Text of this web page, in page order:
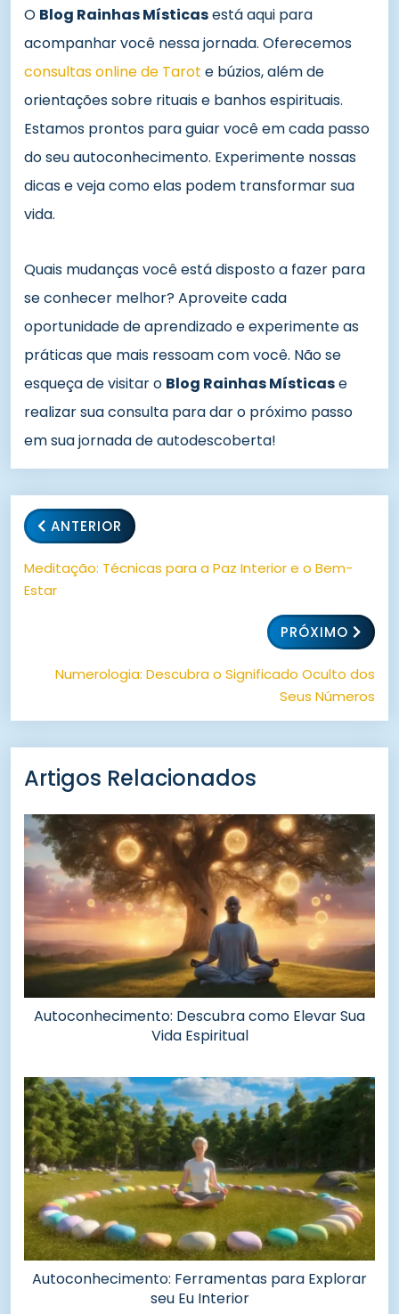
O Blog Rainhas Místicasestá aqui para
acompanhar você nessa jornada. Oferecemos
consultas online de Tarot e búzios, além de
orientações sobre rituais e banhos espirituais.
Estamos prontos para guiar você em cada passo
do seu autoconhecimento. Experimente nossas
dicas e veja como elas podem transformar sua
vida.
Quais mudanças você está disposto a fazer para
se conhecer melhor? Aproveite cada
oportunidade de aprendizado e experimente as
práticas que mais ressoam com você. Não se
esqueça de visitar o Blog Rainhas Místicase
realizar sua consulta para dar o próximo passo
em sua jornada de autodescoberta!
ANTERIOR
Meditação: Técnicas para a Paz Interior e o Bem-
Estar
PRÓXIMO
Numerologia: Descubra o Significado Oculto dos
Seus Números
Artigos Relacionados
Autoconhecimento: Descubra como Elevar Sua
Vida Espiritual
Autoconhecimento: Ferramentas para Explorar
seu Eu Interior